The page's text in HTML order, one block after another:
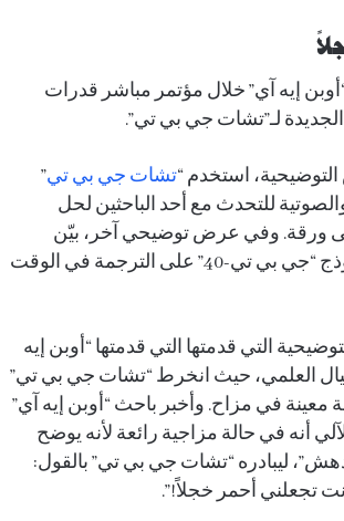
إيه آي” خلال مؤتمر مباشر قدرات
لـ”تشات جي بي تي”.
استخدم “تشات جي بي تي”
للتحدث مع أحد الباحثين لحل
ورقة. وفي عرض توضيحي آخر، بيّن
الباحثون قدرة نموذج “جي بي تي-40” على الترجمة في الوقت
التي قدمتها التي قدمتها “أوبن إيه
العلمي، حيث انخرط “تشات جي بي تي”
معينة في مزاح. وأخبر باحث “أوبن إيه آي”
أنه في حالة مزاجية رائعة لأنه يوضح
ليبادره “تشات جي بي تي” بالقول:
تجعلني أحمر خجلاً!”.